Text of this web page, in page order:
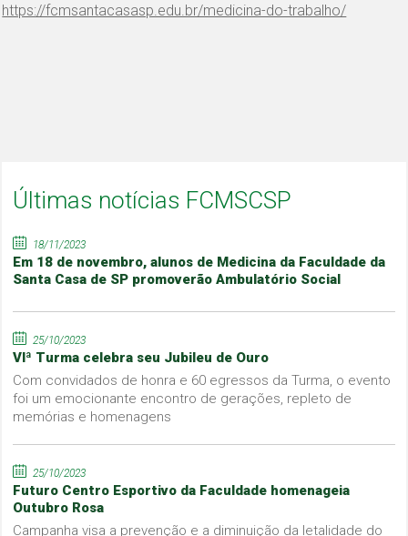
https://fcmsantacasasp.edu.br/medicina-do-trabalho/
Últimas notícias FCMSCSP
18/11/2023
Em 18 de novembro, alunos de Medicina da Faculdade da
Santa Casa de SP promoverão Ambulatório Social
25/10/2023
VIª Turma celebra seu Jubileu de Ouro
Com convidados de honra e 60 egressos da Turma, o evento
foi um emocionante encontro de gerações, repleto de
memórias e homenagens
25/10/2023
Futuro Centro Esportivo da Faculdade homenageia
Outubro Rosa
Campanha visa a prevenção e a diminuição da letalidade do